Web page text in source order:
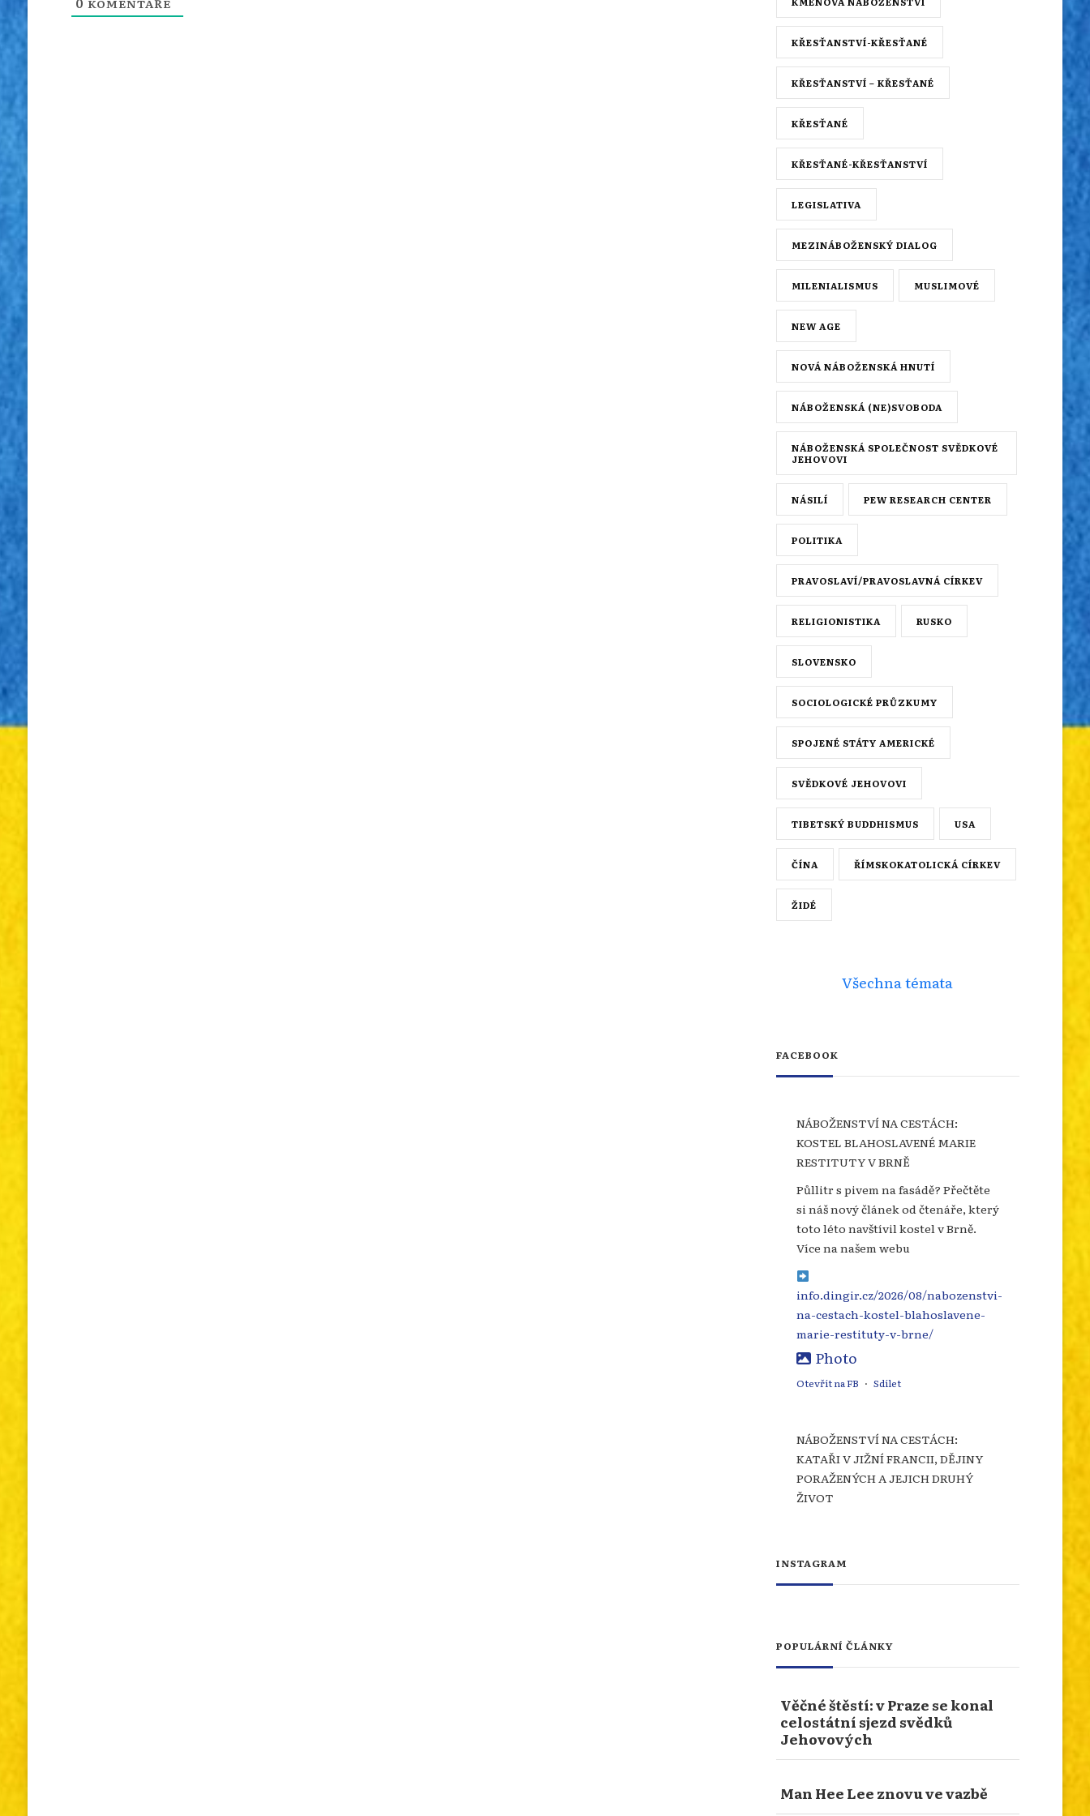
KOMENTÁŘE
KŘESŤANSTVÍ-KŘESŤANÉ
KŘESŤANSTVÍ – KŘESŤANÉ
KŘESŤANÉ
KŘESŤANÉ-KŘESŤANSTVÍ
LEGISLATIVA
MEZINÁBOŽENSKÝ DIALOG
MILENIALISMUS MUSLIMOVÉ
NEW AGE
NOVÁ NÁBOŽENSKÁ HNUTÍ
NÁBOŽENSKÁ (NE)SVOBODA
NÁBOŽENSKÁ SPOLEČNOST SVĚDKOVÉ
JEHOVOVI
NÁSILÍ PEW RESEARCH CENTER
POLITIKA
PRAVOSLAVÍ/PRAVOSLAVNÁ CÍRKEV
RELIGIONISTIKA RUSKO
SLOVENSKO
SOCIOLOGICKÉ PRŮZKUMY
SPOJENÉ STÁTY AMERICKÉ
SVĚDKOVÉ JEHOVOVI
TIBETSKÝ BUDDHISMUS USA
ČÍNA ŘÍMSKOKATOLICKÁ CÍRKEV
ŽIDÉ
Všechna témata
FACEBOOK
NÁBOŽENSTVÍ NA CESTÁCH:
KOSTEL BLAHOSLAVENÉ MARIE
RESTITUTY V BRNĚ
Půllitr s pivem na fasádě? Přečtěte
si náš nový článek od čtenáře, který
toto léto navštívil kostel v Brně.
Více na našem webu
info.dingir.cz/2026/08/nabozenstvi-
na-cestach-kostel-blahoslavene-
marie-restituty-v-brne/
Photo
Otevřít na FB · Sdílet
NÁBOŽENSTVÍ NA CESTÁCH:
KATAŘI V JIŽNÍ FRANCII, DĚJINY
PORAŽENÝCH A JEJICH DRUHÝ
ŽIVOT
po Francii. Katarské hrady, význam
výrazu katharoi i další zajímavosti
info.dingir.cz/2026/07/nabozenstvi-
dejiny-porazenych-a-jejich-d...
Photo
Otevřít na FB · Sdílet
INSTAGRAM
POPULÁRNÍ ČLÁNKY
Věčné štěstí: v Praze se konal
celostátní sjezd svědků
Jehovových
Man Hee Lee znovu ve vazbě